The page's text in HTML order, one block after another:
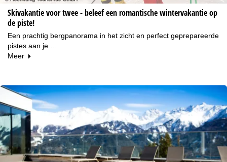
Skivakantie voor twee - beleef een romantische wintervakantie op
de piste!
Een prachtig bergpanorama in het zicht en perfect geprepareerde
pistes aan je …
Meer